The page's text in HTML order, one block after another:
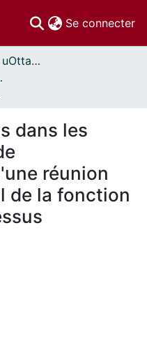
Se connecter
Thèses uOttawa // uOttawa Theses
-
dans les
réunion
de la fonction